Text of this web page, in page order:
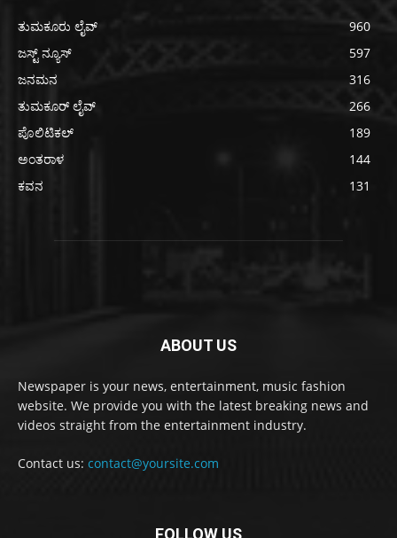
ತುಮಕೂರು ಲೈವ್
960
ಜಸ್ಟ್ ನ್ಯೂಸ್
597
ಜನಮನ
316
ತುಮಕೂರ್ ಲೈವ್
266
ಪೊಲಿಟಿಕಲ್
189
ಅಂತರಾಳ
144
ಕವನ
131
ABOUT US
Newspaper is your news, entertainment, music fashion
website. We provide you with the latest breaking news and
videos straight from the entertainment industry.
Contact us: contact@yoursite.com
FOLLOW US